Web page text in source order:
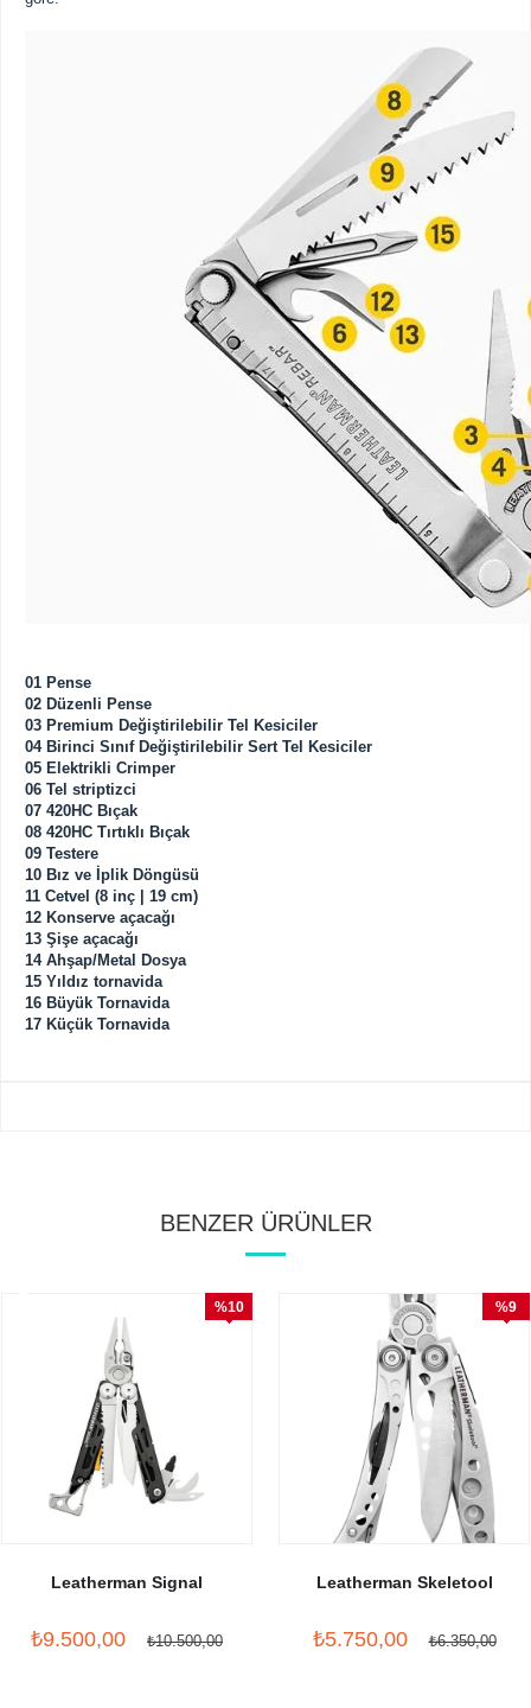
01 Pense
02 Düzenli Pense
03 Premium Değiştirilebilir Tel Kesiciler
04 Birinci Sınıf Değiştirilebilir Sert Tel Kesiciler
05 Elektrikli Crimper
06 Tel striptizci
07 420HC Bıçak
08 420HC Tırtıklı Bıçak
09 Testere
10 Bız ve İplik Döngüsü
11 Cetvel (8 inç | 19 cm)
12 Konserve açacağı
13 Şişe açacağı
14 Ahşap/Metal Dosya
15 Yıldız tornavida
16 Büyük Tornavida
17 Küçük Tornavida
BENZER ÜRÜNLER
Leatherman Signal
₺9.500,00 ₺10.500,00
%10
Leatherman Skeletool
₺5.750,00 ₺6.350,00
%9